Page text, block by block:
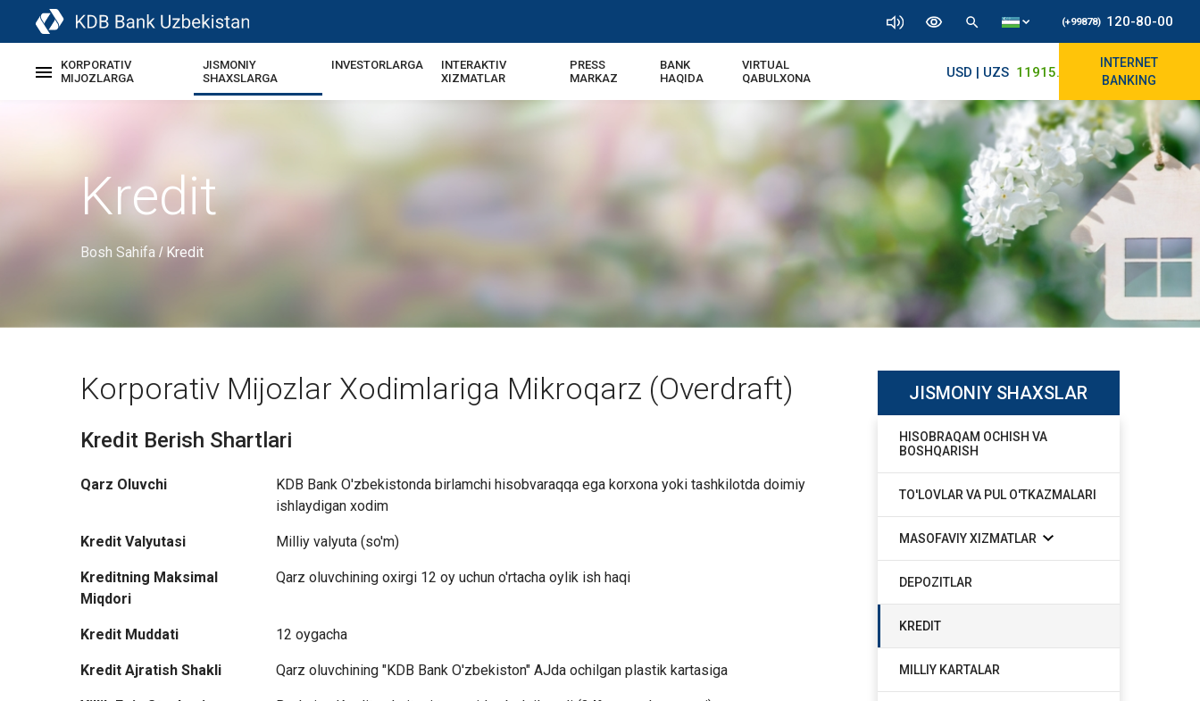
(+99878) 120-80-00
KORPORATIV
MIJOZLARGA
JISMONIY
SHAXSLARGA
INVESTORLARGA
INTERAKTIV
XIZMATLAR
PRESS
MARKAZ
BANK
HAQIDA
VIRTUAL
QABULXONA
USD | UZS 11915.64 11890/12010
INTERNET
BANKING
Kredit
Bosh Sahifa / Kredit
Korporativ Mijozlar Xodimlariga Mikroqarz (Overdraft)
Kredit Berish Shartlari
Qarz Oluvchi
KDB Bank O'zbekistonda birlamchi hisobvaraqqa ega korxona yoki tashkilotda doimiy
ishlaydigan xodim
Kredit Valyutasi Milliy valyuta (so'm)
Kreditning Maksimal
Miqdori
Qarz oluvchining oxirgi 12 oy uchun o'rtacha oylik ish haqi
Kredit Muddati 12 oygacha
Kredit Ajratish Shakli Qarz oluvchining "KDB Bank O'zbekiston" AJda ochilgan plastik kartasiga
JISMONIY SHAXSLAR
HISOBRAQAM OCHISH VA
BOSHQARISH
TO'LOVLAR VA PUL O'TKAZMALARI
MASOFAVIY XIZMATLAR
DEPOZITLAR
KREDIT
MILLIY KARTALAR